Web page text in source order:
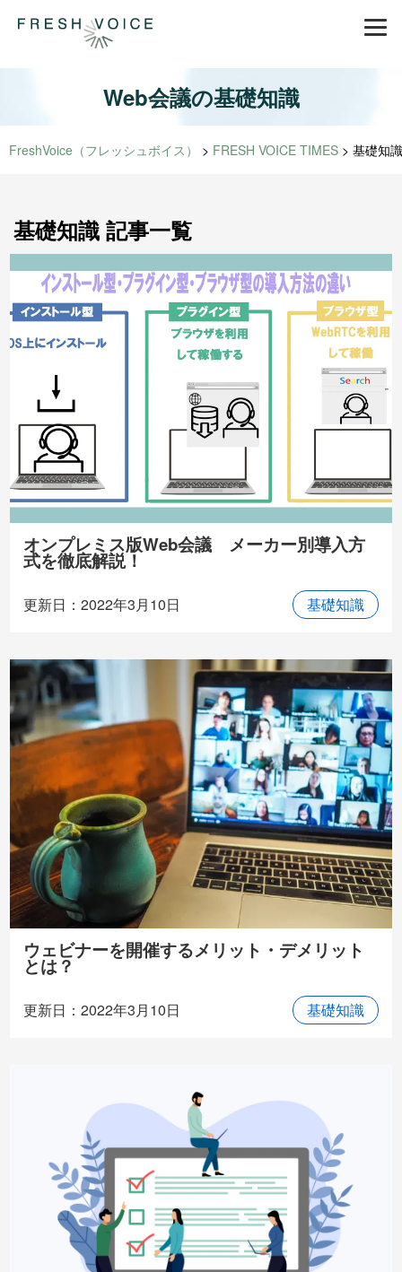
Web会議の基礎知識
FreshVoice（フレッシュボイス） > FRESH VOICE TIMES > 基礎知識
基礎知識 記事一覧
オンプレミス版Web会議 メーカー別導入方
式を徹底解説！
更新日：2022年3月10日 基礎知識
ウェビナーを開催するメリット・デメリット
とは？
更新日：2022年3月10日 基礎知識